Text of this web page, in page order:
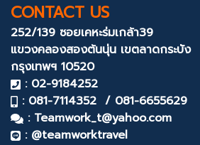
CONTACT US
252/139 ซอยเคหะร่มเกล้า39
แขวงคลองสองต้นนุ่น เขตลาดกระบัง
กรุงเทพฯ 10520
: 02-9184252
: 081-7114352 / 081-6655629
: Teamwork_t@yahoo.com
: @teamworktravel